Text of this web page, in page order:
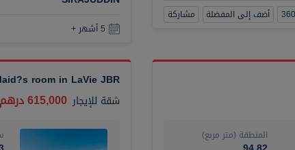
أضف إلى المفضلة مشاركة
5 أشهر +
المنطقة (متر مربع)
room in LaVie JBR
شقة للإيجار 615,000 درهم